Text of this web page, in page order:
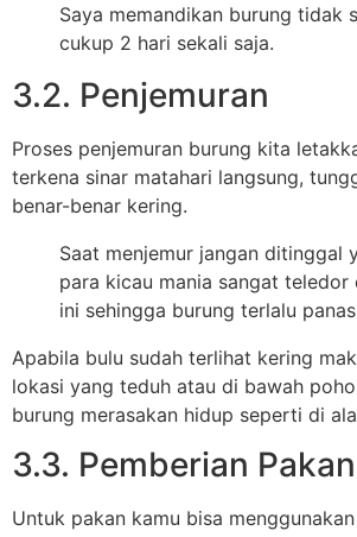
Saya memandikan burung tidak
cukup 2 hari sekali saja.
3.2. Penjemuran
Proses penjemuran burung kita
terkena sinar matahari langsung,
benar-benar kering.
Saat menjemur jangan ditinggal
para kicau mania sangat teledor
ini sehingga burung terlalu
Apabila bulu sudah terlihat kering
lokasi yang teduh atau di bawah
burung merasakan hidup seperti di
3.3. Pemberian Pakan
Untuk pakan kamu bisa menggunakan